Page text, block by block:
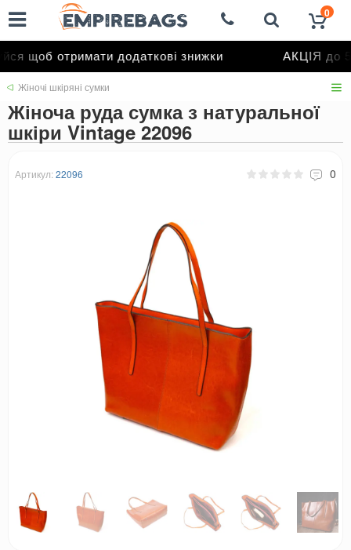
щоб отримати додаткові знижки АКЦІЯ до
0
Жіночі шкіряні сумки
Жіноча руда сумка з натуральної
шкіри Vintage 22096
Артикул: 22096 0